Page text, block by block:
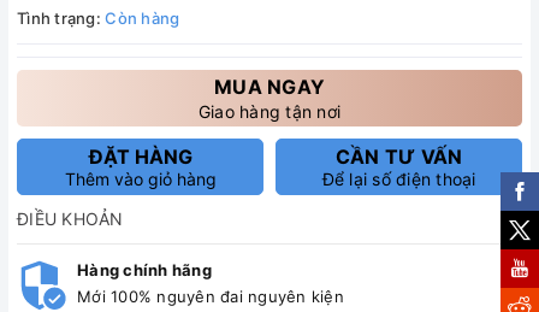
Tình trạng: Còn hàng
MUA NGAY
Giao hàng tận nơi
ĐẶT HÀNG
Thêm vào giỏ hàng
CẦN TƯ VẤN
Để lại số điện thoại
ĐIỀU KHOẢN
Hàng chính hãng
Mới 100% nguyên đai nguyên kiện